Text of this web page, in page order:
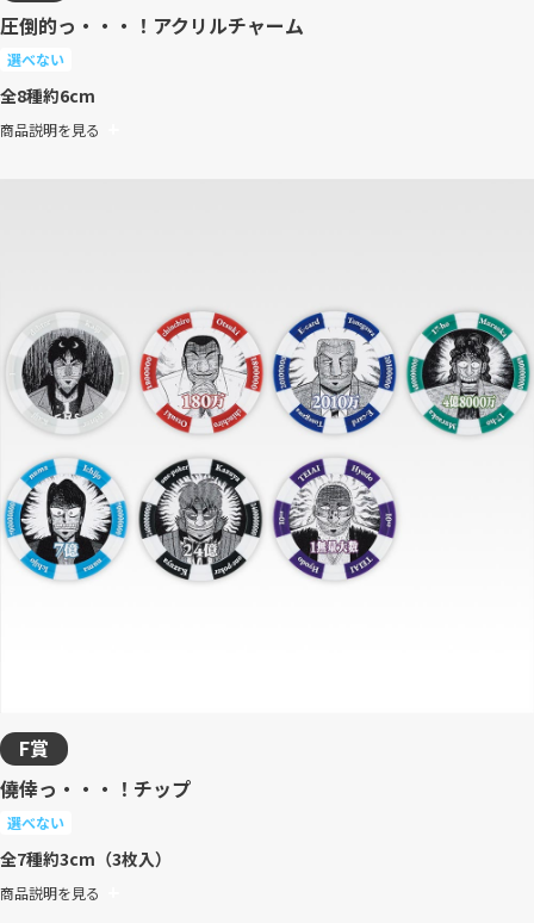
圧倒的っ・・・！アクリルチャーム
選べない
全8種約6cm
商品説明を見る
F賞
僥倖っ・・・！チップ
選べない
全7種約3cm（3枚入）
商品説明を見る